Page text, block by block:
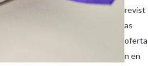
revist
as
oferta
n en